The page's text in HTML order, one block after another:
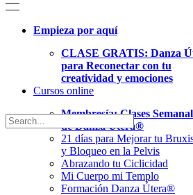
Empieza por aquí
CLASE GRATIS: Danza
para Reconectar con tu
creatividad y emociones
Cursos online
Membresía: Clases
de Danza Útera®
21 días para Mejorar tu
y Bloqueo en la Pelvis
Abrazando tu Ciclicidad
Mi Cuerpo mi Templo
Formación Danza Útera®